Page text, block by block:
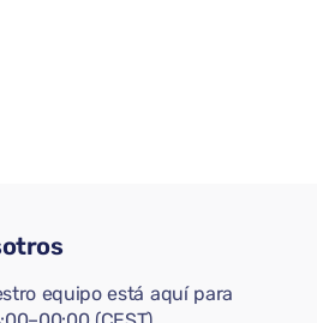
equipo está aquí para